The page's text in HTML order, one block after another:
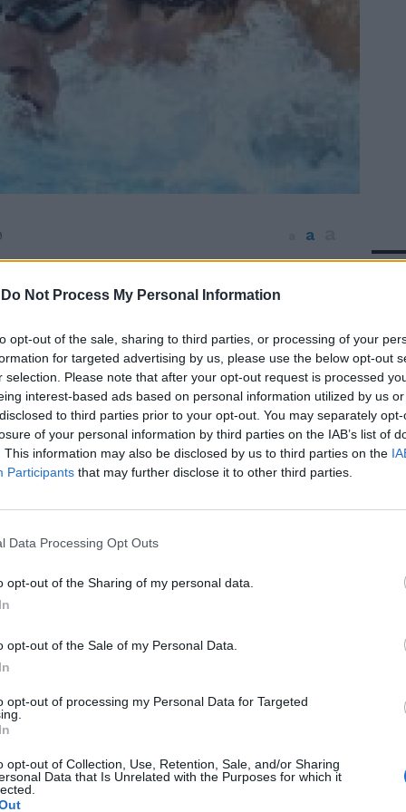
Do Not Process My Personal Information
opt-out of the sale, sharing to third parties, or processing of your
for targeted advertising by us, please use the below opt-out
selection. Please note that after your opt-out request is processed
interest-based ads based on personal information utilized by us
to third parties prior to your opt-out. You may separately
of your personal information by third parties on the IAB’s list of
This information may also be disclosed by us to third parties on the
Participants that may further disclose it to other third parties.
Data Processing Opt Outs
opt-out of the Sharing of my personal data.
opt-out of the Sale of my Personal Data.
opt-out of processing my Personal Data for Targeted
opt-out of Collection, Use, Retention, Sale, and/or Sharing
Data that Is Unrelated with the Purposes for which it
a
l'oro e strappargli anche il record del
Paul Biedermann, fin qui, l'uomo dei
mondiali di Roma09. Il tedesco, dopo aver
cancellando dall'albo dei record un
ha bissato l'impresa sui 200
clamoroso 1'42" netto che abbassa di un
del «Cannibale» che la prende con
capitare, questo è lo sport». Dopo
è tornato in acqua e ha rimediato
stavolta indolore, nella semifinale
Biedermann e del nono primato
Spofforth (58"12), oro nei 100 dorso,
Van Der Burgh sui 50 rana (26"74).
l'oro, solo terzo l'ex primatista
Alla Rebecca Soni l'oro nei 100
In
Rudy Giuliani a Come States?
americana